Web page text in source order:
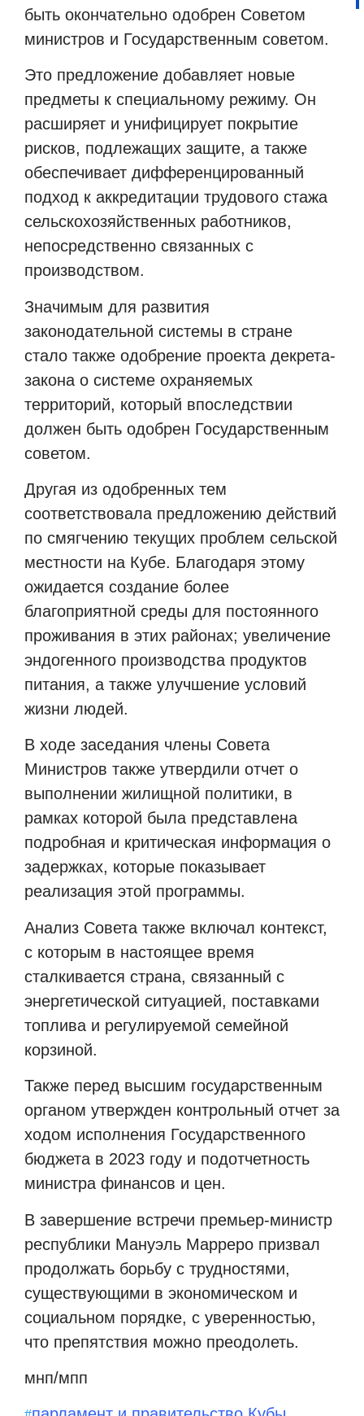
быть окончательно одобрен Советом
министров и Государственным советом.
Это предложение добавляет новые
предметы к специальному режиму. Он
расширяет и унифицирует покрытие
рисков, подлежащих защите, а также
обеспечивает дифференцированный
подход к аккредитации трудового стажа
сельскохозяйственных работников,
непосредственно связанных с
производством.
Значимым для развития
законодательной системы в стране
стало также одобрение проекта декрета-
закона о системе охраняемых
территорий, который впоследствии
должен быть одобрен Государственным
советом.
Другая из одобренных тем
соответствовала предложению действий
по смягчению текущих проблем сельской
местности на Кубе. Благодаря этому
ожидается создание более
благоприятной среды для постоянного
проживания в этих районах; увеличение
эндогенного производства продуктов
питания, а также улучшение условий
жизни людей.
В ходе заседания члены Совета
Министров также утвердили отчет о
выполнении жилищной политики, в
рамках которой была представлена ​​
подробная и критическая информация о
задержках, которые показывает
реализация этой программы.
Анализ Совета также включал контекст,
с которым в настоящее время
сталкивается страна, связанный с
энергетической ситуацией, поставками
топлива и регулируемой семейной
корзиной.
Также перед высшим государственным
органом утвержден контрольный отчет за
ходом исполнения Государственного
бюджета в 2023 году и подотчетность
министра финансов и цен.
В завершение встречи премьер-министр
республики Мануэль Марреро призвал
продолжать борьбу с трудностями,
существующими в экономическом и
социальном порядке, с уверенностью,
что препятствия можно преодолеть.
мнп/мпп